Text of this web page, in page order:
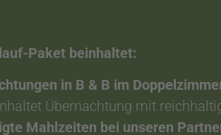
Paket beinhaltet:
in B & B im
Übernachtung mit
Mahlzeiten bei unseren